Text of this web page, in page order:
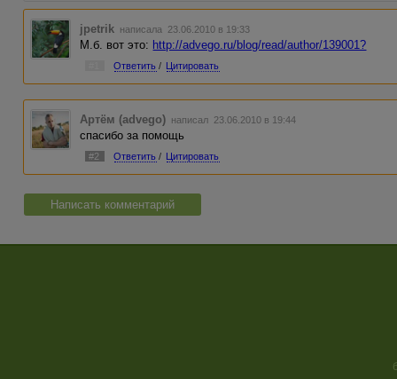
jpetrik написала 23.06.2010 в 19:33
М.б. вот это: http://advego.ru/blog/read/author/139001?
Ответить / Цитировать
Артём (advego) написал 23.06.2010 в 19:44
спасибо за помощь
#2 Ответить / Цитировать
Написать комментарий